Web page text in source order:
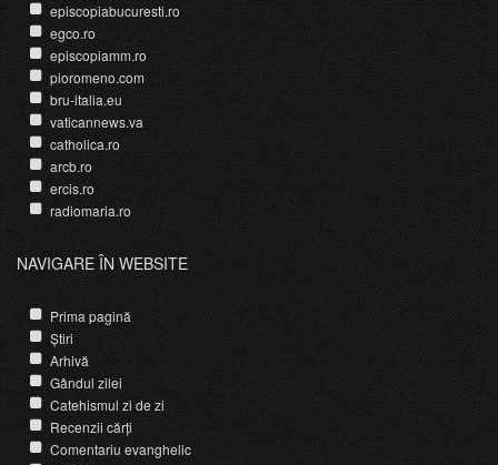
episcopiabucuresti.ro
egco.ro
episcopiamm.ro
pioromeno.com
bru-italia.eu
vaticannews.va
catholica.ro
arcb.ro
ercis.ro
radiomaria.ro
NAVIGARE ÎN WEBSITE
Prima pagină
Știri
Arhivă
Gândul zilei
Catehismul zi de zi
Recenzii cărți
Comentariu evanghelic